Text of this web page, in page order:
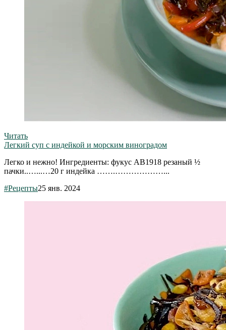
Читать
Легкий суп с индейкой и морским виноградом
Легко и нежно! Ингредиенты: фукус АВ1918 резаный ½
пачки..…...…20 г индейка …….………………...
#Рецепты25 янв. 2024